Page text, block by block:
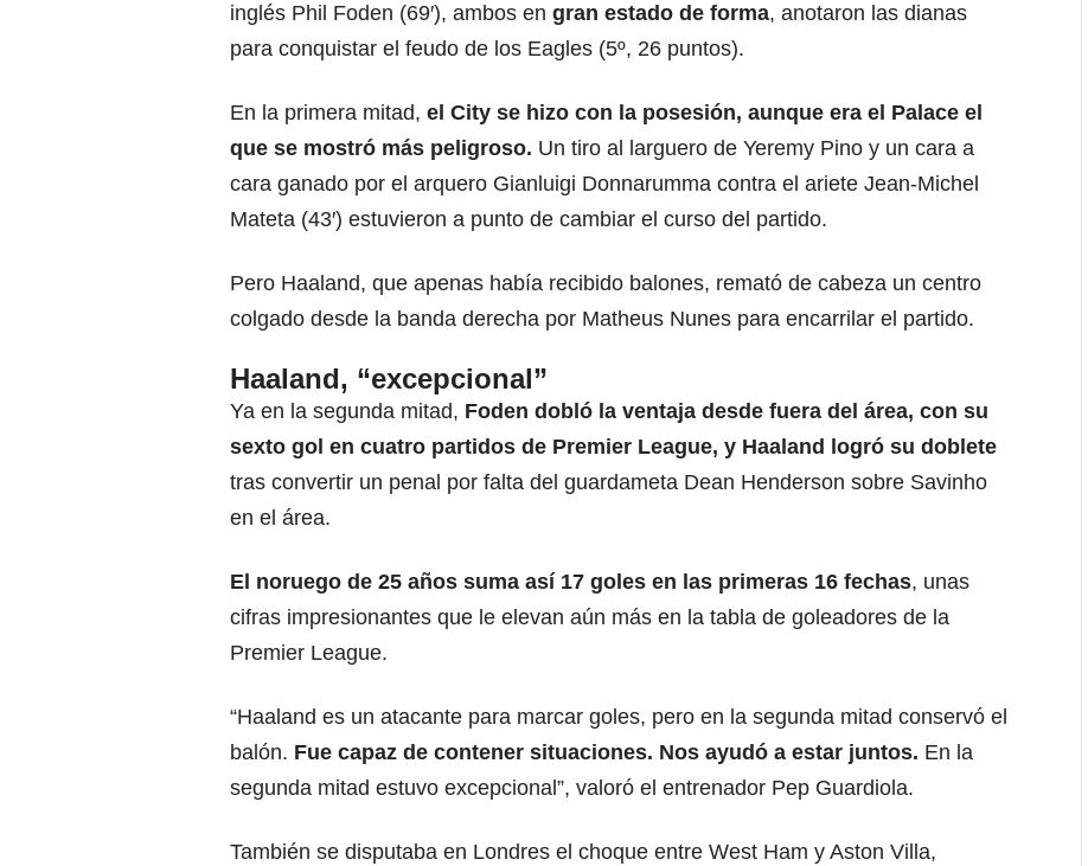
inglés Phil Foden (69′), ambos en gran estado de forma, anotaron las dianas
para conquistar el feudo de los Eagles (5º, 26 puntos).
En la primera mitad, el City se hizo con la posesión, aunque era el Palace el
que se mostró más peligroso. Un tiro al larguero de Yeremy Pino y un cara a
cara ganado por el arquero Gianluigi Donnarumma contra el ariete Jean-Michel
Mateta (43′) estuvieron a punto de cambiar el curso del partido.
Pero Haaland, que apenas había recibido balones, remató de cabeza un centro
colgado desde la banda derecha por Matheus Nunes para encarrilar el partido.
Haaland, “excepcional”
Ya en la segunda mitad, Foden dobló la ventaja desde fuera del área, con su
sexto gol en cuatro partidos de Premier League, y Haaland logró su doblete
tras convertir un penal por falta del guardameta Dean Henderson sobre Savinho
en el área.
El noruego de 25 años suma así 17 goles en las primeras 16 fechas, unas
cifras impresionantes que le elevan aún más en la tabla de goleadores de la
Premier League.
“Haaland es un atacante para marcar goles, pero en la segunda mitad conservó el
balón. Fue capaz de contener situaciones. Nos ayudó a estar juntos. En la
segunda mitad estuvo excepcional”, valoró el entrenador Pep Guardiola.
También se disputaba en Londres el choque entre West Ham y Aston Villa,